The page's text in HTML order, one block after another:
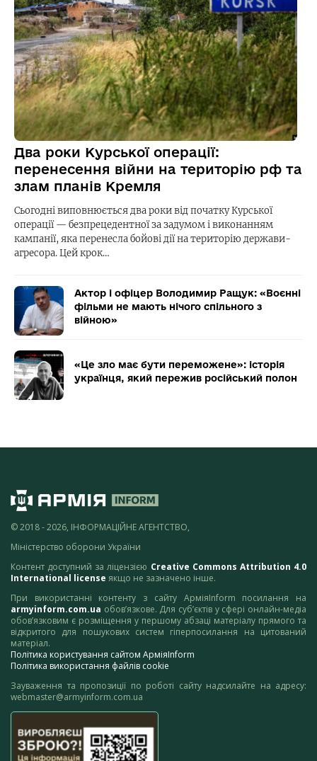
Два роки Курської операції:
перенесення війни на територію рф та
злам планів Кремля
Сьогодні виповнюється два роки від початку Курської
операції — безпрецедентної за задумом і виконанням
кампанії, яка перенесла бойові дії на територію держави-
агресора. Цей крок…
Актор і офіцер Володимир Ращук: «Воєнні
фільми не мають нічого спільного з
війною»
«Це зло має бути переможене»: історія
українця, який пережив російський полон
© 2018 - 2026, ІНФОРМАЦІЙНЕ АГЕНТСТВО,
Міністерство оборони України
Контент доступний за ліцензією Creative Commons Attribution 4.0
International license якщо не зазначено інше.
При використанні контенту з сайту АрміяInform посилання на
armyinform.com.ua обов’язкове. Для суб’єктів у сфері онлайн-медіа
обов’язковим є розміщення у першому абзаці матеріалу прямого та
відкритого для пошукових систем гіперпосилання на цитований
матеріал.
Політика користування сайтом АрміяInform
Політика використання файлів cookie
Зауваження та пропозиції по роботі сайту надсилайте на адресу:
webmaster@armyinform.com.ua